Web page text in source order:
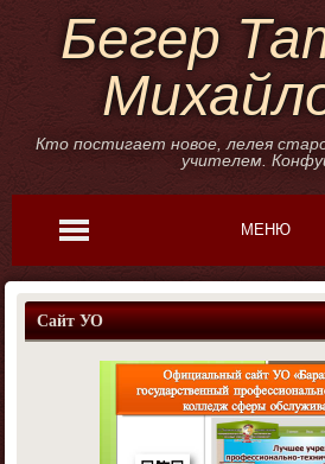
Бегер
Кто постигает новое, лелея
учителем.
МЕНЮ
Сайт УО